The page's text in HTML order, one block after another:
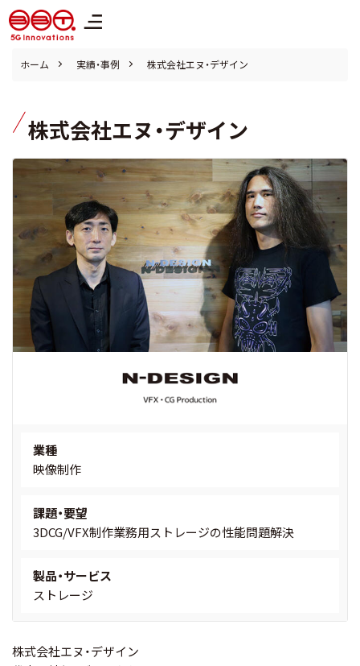
株式会社ブロードバンドタワー
ホーム 実績・事例 株式会社エヌ・デザイン
株式会社エヌ・デザイン
業種
映像制作
課題・要望
3DCG/VFX制作業務用ストレージの性能問題解決
製品・サービス
ストレージ
株式会社エヌ・デザイン